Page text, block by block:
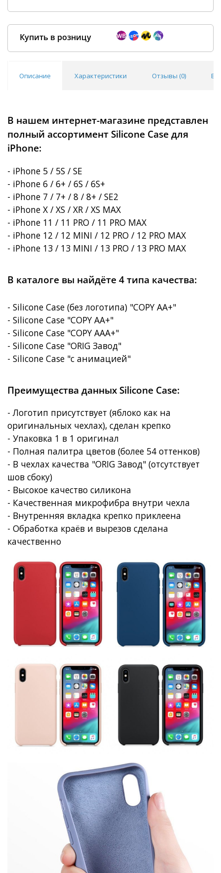
Купить в розницу
Описание Характеристики Отзывы (0)
В нашем интернет-магазине представлен
полный ассортимент Silicone Case для
iPhone:
- iPhone 5 / 5S / SE
- iPhone 6 / 6+ / 6S / 6S+
- iPhone 7 / 7+ / 8 / 8+ / SE2
- iPhone X / XS / XR / XS MAX
- iPhone 11 / 11 PRO / 11 PRO MAX
- iPhone 12 / 12 MINI / 12 PRO / 12 PRO MAX
- iPhone 13 / 13 MINI / 13 PRO / 13 PRO MAX
В каталоге вы найдёте 4 типа качества:
- Silicone Case (без логотипа) "COPY AA+"
- Silicone Case "COPY AA+"
- Silicone Case "COPY AAA+"
- Silicone Case "ORIG Завод"
- Silicone Case "с анимацией"
Преимущества данных Silicone Case:
- Логотип присутствует (яблоко как на
оригинальных чехлах), сделан крепко
- Упаковка 1 в 1 оригинал
- Полная палитра цветов (более 54 оттенков)
- В чехлах качества "ORIG Завод" (отсутствует
шов сбоку)
- Высокое качество силикона
- Качественная микрофибра внутри чехла
- Внутренняя вкладка крепко приклеена
- Обработка краёв и вырезов сделана
качественно